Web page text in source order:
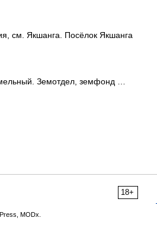
см. Якшанга. Посёлок Якшанга
Земотдел, земфонд …
18+
MODx.